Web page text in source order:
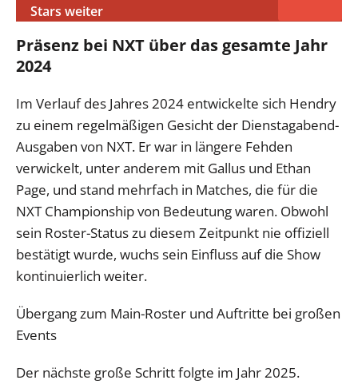
Stars weiter
Präsenz bei NXT über das gesamte Jahr
2024
Im Verlauf des Jahres 2024 entwickelte sich Hendry
zu einem regelmäßigen Gesicht der Dienstagabend-
Ausgaben von NXT. Er war in längere Fehden
verwickelt, unter anderem mit Gallus und Ethan
Page, und stand mehrfach in Matches, die für die
NXT Championship von Bedeutung waren. Obwohl
sein Roster-Status zu diesem Zeitpunkt nie offiziell
bestätigt wurde, wuchs sein Einfluss auf die Show
kontinuierlich weiter.
Übergang zum Main-Roster und Auftritte bei großen
Events
Der nächste große Schritt folgte im Jahr 2025.